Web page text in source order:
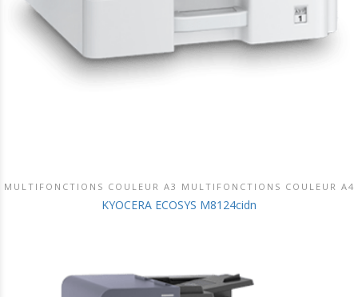
DÉCOUVRIR CE PRODUIT
MULTIFONCTIONS COULEUR A3 MULTIFONCTIONS COULEUR A4
KYOCERA ECOSYS M8124cidn